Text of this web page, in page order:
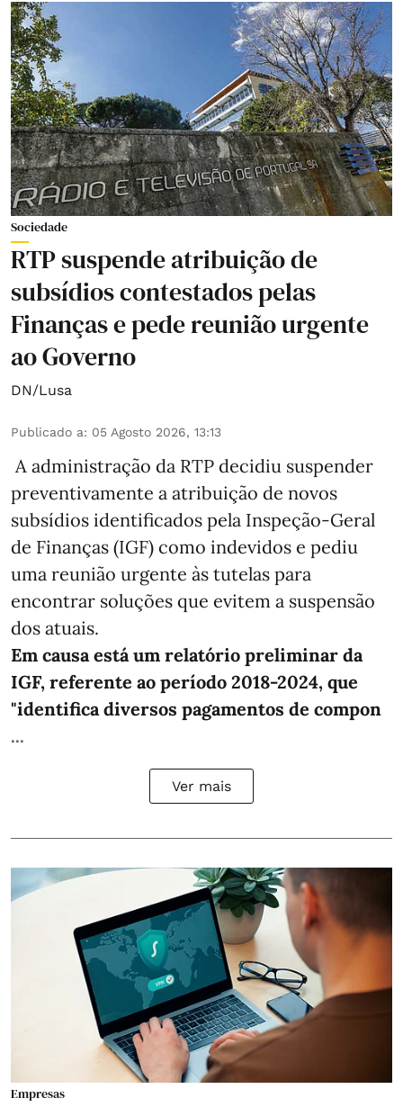
Sociedade
RTP suspende atribuição de
subsídios contestados pelas
Finanças e pede reunião urgente
ao Governo
DN/Lusa
Publicado a: 05 Agosto 2026, 13:13
A administração da RTP decidiu suspender
preventivamente a atribuição de novos
subsídios identificados pela Inspeção-Geral
de Finanças (IGF) como indevidos e pediu
uma reunião urgente às tutelas para
encontrar soluções que evitem a suspensão
dos atuais.
Em causa está um relatório preliminar da
IGF, referente ao período 2018-2024, que
"identifica diversos pagamentos de compon
...
Ver mais
Empresas